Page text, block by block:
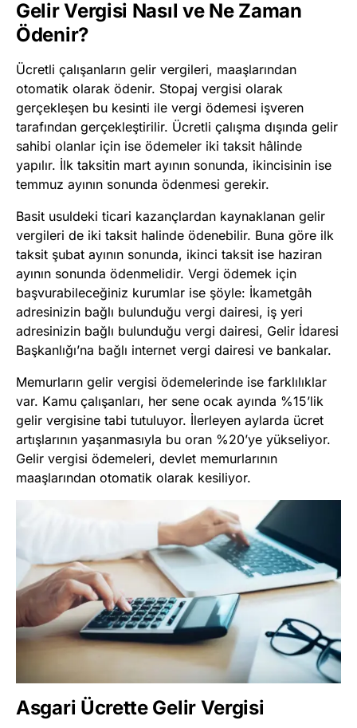
Gelir Vergisi Nasıl ve Ne Zaman
Ödenir?
Ücretli çalışanların gelir vergileri, maaşlarından
otomatik olarak ödenir. Stopaj vergisi olarak
gerçekleşen bu kesinti ile vergi ödemesi işveren
tarafından gerçekleştirilir. Ücretli çalışma dışında gelir
sahibi olanlar için ise ödemeler iki taksit hâlinde
yapılır. İlk taksitin mart ayının sonunda, ikincisinin ise
temmuz ayının sonunda ödenmesi gerekir.
Basit usuldeki ticari kazançlardan kaynaklanan gelir
vergileri de iki taksit halinde ödenebilir. Buna göre ilk
taksit şubat ayının sonunda, ikinci taksit ise haziran
ayının sonunda ödenmelidir. Vergi ödemek için
başvurabileceğiniz kurumlar ise şöyle: İkametgâh
adresinizin bağlı bulunduğu vergi dairesi, iş yeri
adresinizin bağlı bulunduğu vergi dairesi, Gelir İdaresi
Başkanlığı’na bağlı internet vergi dairesi ve bankalar.
Memurların gelir vergisi ödemelerinde ise farklılıklar
var. Kamu çalışanları, her sene ocak ayında %15’lik
gelir vergisine tabi tutuluyor. İlerleyen aylarda ücret
artışlarının yaşanmasıyla bu oran %20’ye yükseliyor.
Gelir vergisi ödemeleri, devlet memurlarının
maaşlarından otomatik olarak kesiliyor.
Asgari Ücrette Gelir Vergisi